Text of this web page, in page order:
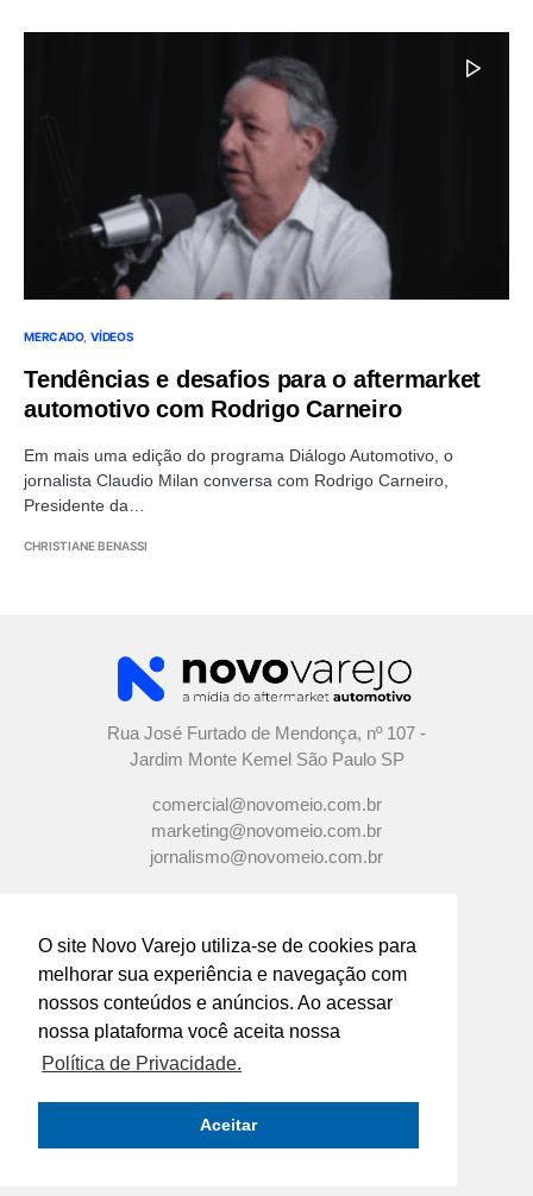
O site Novo Varejo utiliza-se de cookies para
melhorar sua experiência e navegação com
nossos conteúdos e anúncios. Ao acessar
nossa plataforma você aceita nossa
Política de Privacidade.
Aceitar
MERCADO VÍDEOS
Tendências e desafios para o aftermarket
automotivo com Rodrigo Carneiro
Em mais uma edição do programa Diálogo Automotivo, o
jornalista Claudio Milan conversa com Rodrigo Carneiro,
Presidente da…
CHRISTIANE BENASSI
Rua José Furtado de Mendonça, nº 107 -
Jardim Monte Kemel São Paulo SP
comercial@novomeio.com.br
marketing@novomeio.com.br
jornalismo@novomeio.com.br
CONFIRA AS NOSSAS REDES
SOCIAIS
O principal canal de comunicação de grandes
indústrias e distribuidores com os
empresários e profissionais das lojas de
componentes automotivos em todo o Brasil.